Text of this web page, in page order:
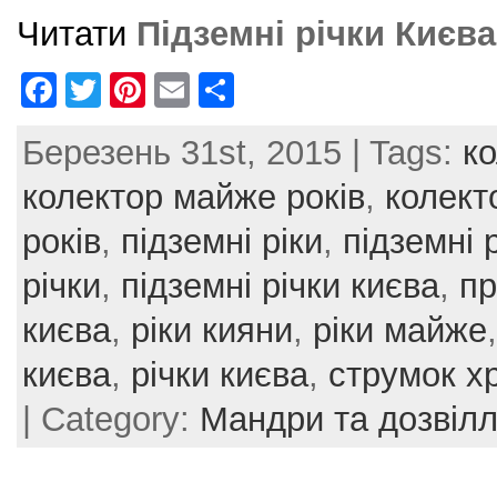
Читати Підземні річки Києва
F
c
e
b
o
o
k
T
itt
er
Pi
er
e
st
E
ai
l
ar
e
Березень 31st, 2015 | Tags:
колектор майже років,
років, підземні ріки, підземні
річки, підземні річки києва,
києва, ріки кияни, ріки майже
києва, річки києва, струмок
| Category: Мандри та